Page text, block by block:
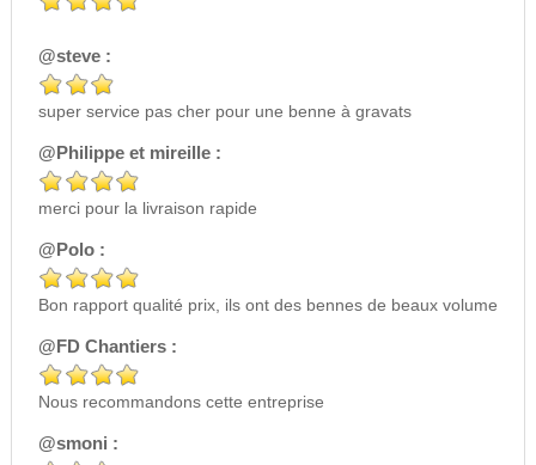
@steve :
super service pas cher pour une benne à gravats
@Philippe et mireille :
merci pour la livraison rapide
@Polo :
Bon rapport qualité prix, ils ont des bennes de beaux volume
@FD Chantiers :
Nous recommandons cette entreprise
@smoni :